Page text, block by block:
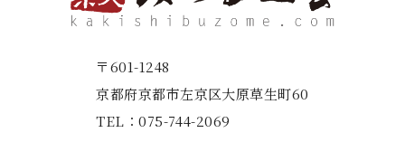
〒601-1248
京都府京都市左京区大原草生町60
TEL：075-744-2069